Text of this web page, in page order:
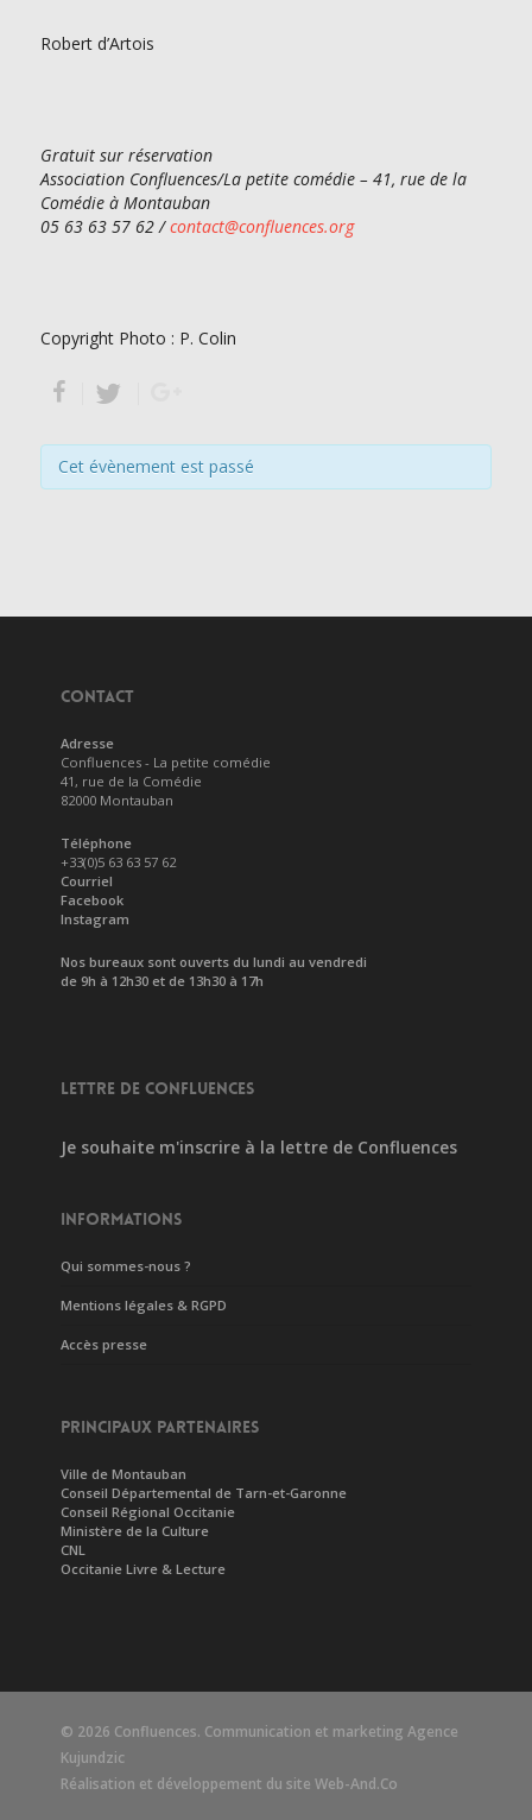
Robert d’Artois
Gratuit sur réservation
Association Confluences/La petite comédie – 41, rue de la
Comédie à Montauban
05 63 63 57 62 /contact@confluences.org
Copyright Photo : P. Colin
Cet évènement est passé
CONTACT
Adresse
Confluences - La petite comédie
41, rue de la Comédie
82000 Montauban
Téléphone
+33(0)5 63 63 57 62
Courriel
Facebook
Instagram
Nos bureaux sont ouverts du lundi au vendredi
de 9h à 12h30 et de 13h30 à 17h
LETTRE DE CONFLUENCES
Je souhaite m'inscrire à la lettre de Confluences
INFORMATIONS
Qui sommes-nous ?
Mentions légales & RGPD
Accès presse
PRINCIPAUX PARTENAIRES
Ville de Montauban
Conseil Départemental de Tarn-et-Garonne
Conseil Régional Occitanie
Ministère de la Culture
CNL
Occitanie Livre & Lecture
© 2026 Confluences. Communication et marketing Agence
Kujundzic
Réalisation et développement du site Web-And.Co